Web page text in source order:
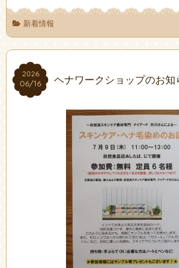
新着情報
2026
06/16
2026
06/16 ヘナワークショップのお知